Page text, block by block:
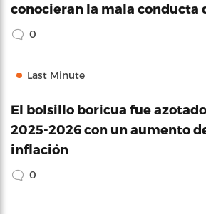
conocieran la mala conducta
0
Last Minute
El bolsillo boricua fue
2025-2026 con un aumento
inflación
0